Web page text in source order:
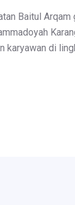
Baitul
di